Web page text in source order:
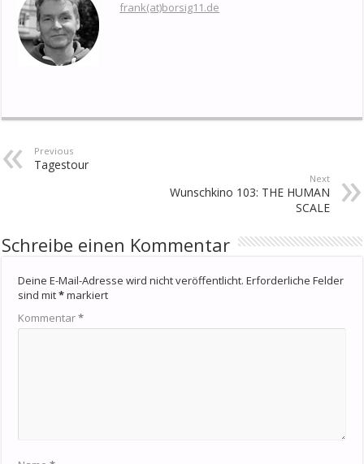
frank(at)borsig11.de
Previous
Tagestour
Next
Wunschkino 103: THE HUMAN
SCALE
Schreibe einen Kommentar
Deine E-Mail-Adresse wird nicht veröffentlicht. Erforderliche Felder
sind mit*markiert
Kommentar*